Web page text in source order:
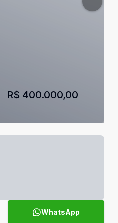
R$ 400.000,00
WhatsApp